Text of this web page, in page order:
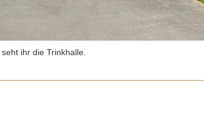
ihr die Trinkhalle.